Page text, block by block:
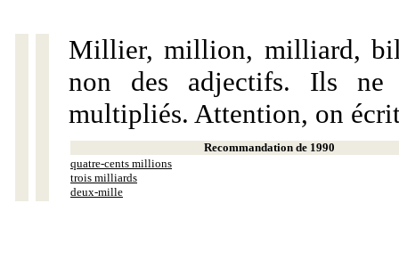
Millier, million, milliard,
non des adjectifs. Ils ne
multipliés. Attention, on
Recommandation de 1990
quatre-cents millions
trois milliards
deux-mille